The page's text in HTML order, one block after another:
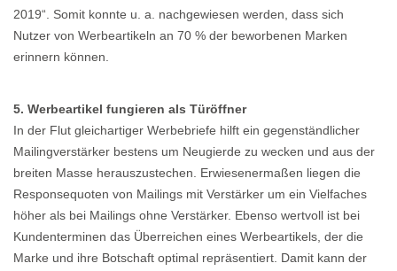
2019“. Somit konnte u. a. nachgewiesen werden, dass sich
Nutzer von Werbeartikeln an 70 % der beworbenen Marken
erinnern können.
5. Werbeartikel fungieren als Türöffner
In der Flut gleichartiger Werbebriefe hilft ein gegenständlicher
Mailingverstärker bestens um Neugierde zu wecken und aus der
breiten Masse herauszustechen. Erwiesenermaßen liegen die
Responsequoten von Mailings mit Verstärker um ein Vielfaches
höher als bei Mailings ohne Verstärker. Ebenso wertvoll ist bei
Kundenterminen das Überreichen eines Werbeartikels, der die
Marke und ihre Botschaft optimal repräsentiert. Damit kann der